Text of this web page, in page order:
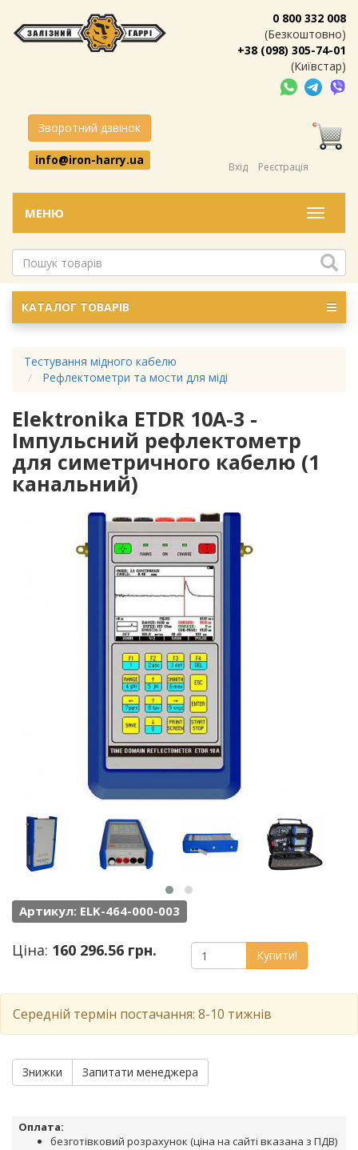
0 800 332 008
(Безкоштовно)
+38 (098) 305-74-01
(Київстар)
Зворотний дзвінок
info@iron-harry.ua
Вхід Реєстрація
Меню
МЕНЮ
КАТАЛОГ ТОВАРІВ
Тестування мідного кабелю
Рефлектометри та мости для міді
Elektronika ETDR 10A-3 -
Імпульсний рефлектометр
для симетричного кабелю (1
канальний)
Артикул: ELK-464-000-003
Ціна: 160 296.56 грн. Купити!
Середній термін постачання: 8-10 тижнів
Знижки Запитати менеджера
Оплата:
безготівковий розрахунок (ціна на сайті вказана з ПДВ)